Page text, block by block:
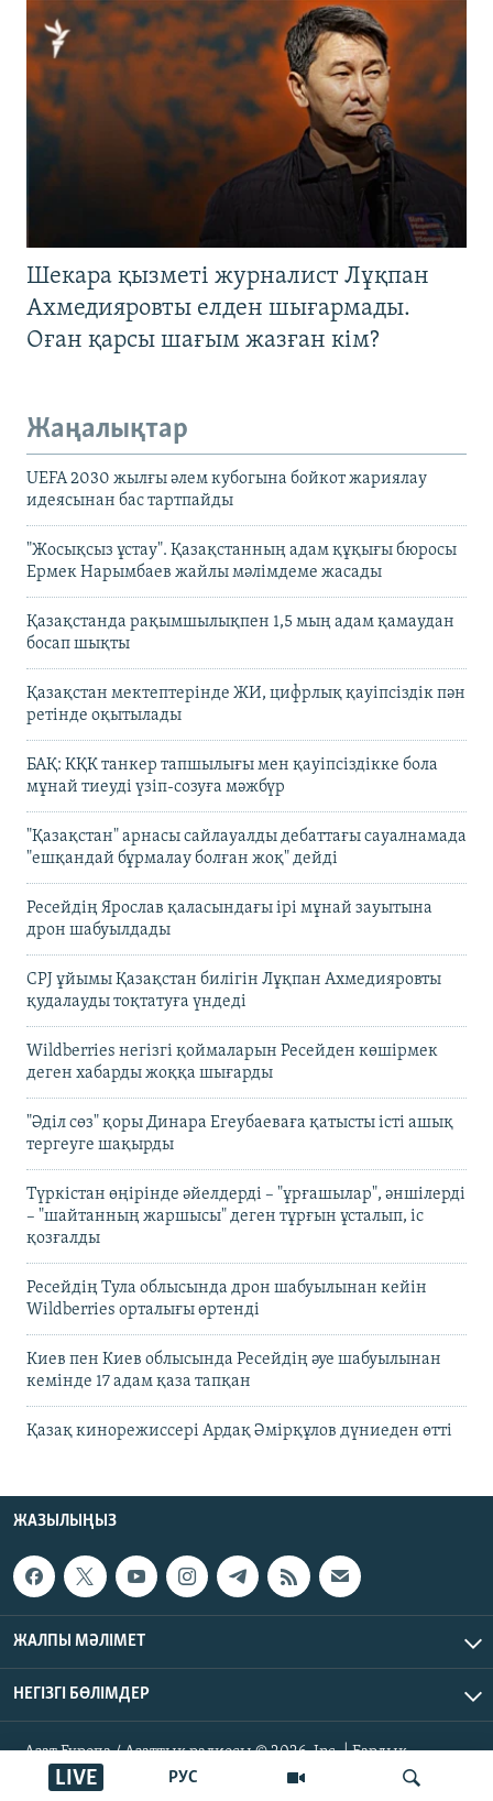
РУС
LIVE
Шекара қызметі журналист Лұқпан
Ахмедияровты елден шығармады.
Оған қарсы шағым жазған кім?
Жаңалықтар
UEFA 2030 жылғы әлем кубогына бойкот жариялау
идеясынан бас тартпайды
"Жосықсыз ұстау". Қазақстанның адам құқығы бюросы
Ермек Нарымбаев жайлы мәлімдеме жасады
Қазақстанда рақымшылықпен 1,5 мың адам қамаудан
босап шықты
Қазақстан мектептерінде ЖИ, цифрлық қауіпсіздік пән
ретінде оқытылады
БАҚ: КҚК танкер тапшылығы мен қауіпсіздікке бола
мұнай тиеуді үзіп-созуға мәжбүр
"Қазақстан" арнасы сайлауалды дебаттағы сауалнамада
"ешқандай бұрмалау болған жоқ" дейді
Ресейдің Ярослав қаласындағы ірі мұнай зауытына
дрон шабуылдады
CPJ ұйымы Қазақстан билігін Лұқпан Ахмедияровты
қудалауды тоқтатуға үндеді
Wildberries негізгі қоймаларын Ресейден көшірмек
деген хабарды жоққа шығарды
"Әділ сөз" қоры Динара Егеубаеваға қатысты істі ашық
тергеуге шақырды
Түркістан өңірінде әйелдерді – "ұрғашылар", әншілерді
– "шайтанның жаршысы" деген тұрғын ұсталып, іс
қозғалды
Ресейдің Тула облысында дрон шабуылынан кейін
Wildberries орталығы өртенді
Киев пен Киев облысында Ресейдің әуе шабуылынан
кемінде 17 адам қаза тапқан
Қазақ кинорежиссері Ардақ Әмірқұлов дүниеден өтті
ЖАЗЫЛЫҢЫЗ
ЖАЛПЫ МӘЛІМЕТ
НЕГІЗГІ БӨЛІМДЕР
Азат Еуропа / Азаттық радиосы © 2026, Inc. | Барлық
құқықтары қорғалған